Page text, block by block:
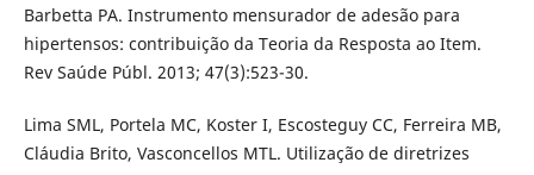
Barbetta PA. Instrumento mensurador de adesão para
hipertensos: contribuição da Teoria da Resposta ao Item.
Rev Saúde Públ. 2013; 47(3):523-30.
Lima SML, Portela MC, Koster I, Escosteguy CC, Ferreira MB,
Cláudia Brito, Vasconcellos MTL. Utilização de diretrizes